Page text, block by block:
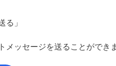
る」
ッセージを送ることができま